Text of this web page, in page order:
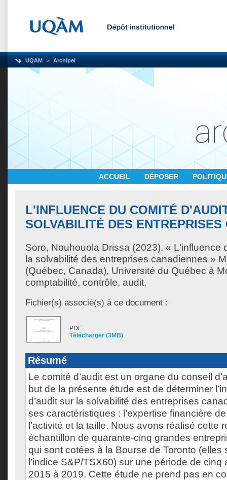
UQAM Archipel
ACCUEIL DÉPOSER
L'INFLUENCE DU COMITÉ
SOLVABILITÉ DES ENTREPRISES
Soro, Nouhouola Drissa (2023). « L'influence
la solvabilité des entreprises canadiennes »
(Québec, Canada), Université du Québec à
comptabilité, contrôle, audit.
Fichier(s) associé(s) à ce document :
PDF
Télécharger (3MB)
Résumé
Le comité d’audit est un organe du conseil
but de la présente étude est de déterminer
d’audit sur la solvabilité des entreprises
ses caractéristiques : l’expertise financière
l’activité et la taille. Nous avons réalisé cette
échantillon de quarante-cinq grandes
qui sont cotées à la Bourse de Toronto (elles
l’indice S&P/TSX60) sur une période de
2015 à 2019. Cette étude ne prend pas en